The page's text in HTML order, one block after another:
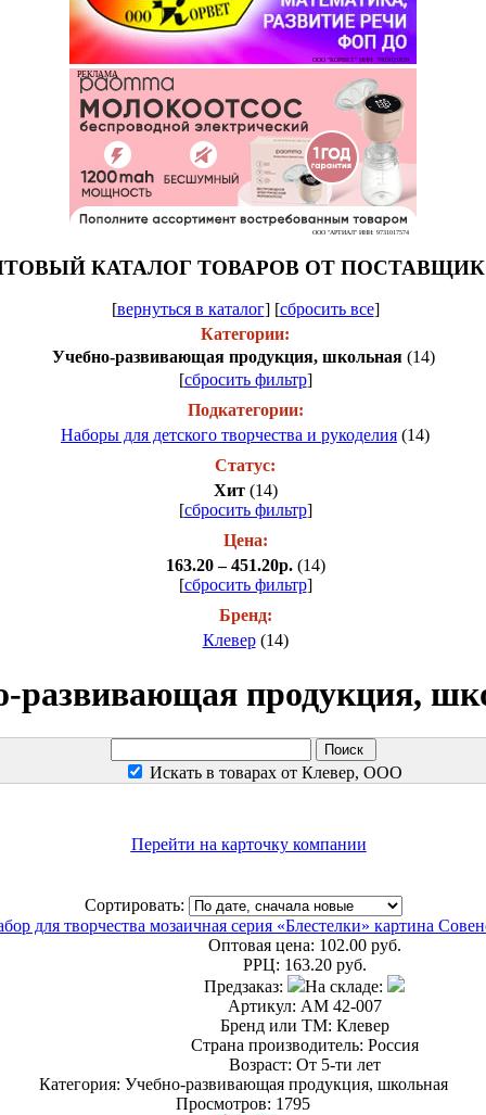
ООО "КОРВЕТ" ИНН: 7803021829
РЕКЛАМА
ООО "АРТИАЛ" ИНН: 9731017574
КАТАЛОГ ТОВАРОВ ОТ
[вернуться в каталог] [сбросить все]
Категории:
Учебно-развивающая продукция, школьная (14)
[сбросить фильтр]
Подкатегории:
Наборы для детского творчества и рукоделия (14)
Статус:
Хит (14)
[сбросить фильтр]
Цена:
163.20 – 451.20р. (14)
[сбросить фильтр]
Бренд:
Клевер (14)
развивающая продукция,
Искать в товарах от Клевер, ООО
Перейти на карточку компании
Сортировать:
для творчества мозаичная серия «Блестелки» картина
Оптовая цена: 102.00 руб.
РРЦ: 163.20 руб.
Предзаказ:
На складе:
Артикул: АМ 42-007
Бренд или ТМ: Клевер
Страна производитель: Россия
Возраст: От 5-ти лет
Категория: Учебно-развивающая продукция, школьная
Просмотров: 1795